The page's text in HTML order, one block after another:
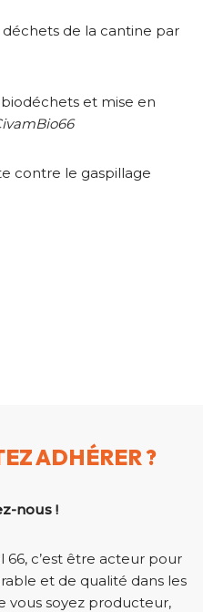
déchets de la cantine par
biodéchets et mise en
contre le gaspillage
ADHÉRER ?
nous !
c’est être acteur pour
et de qualité dans les
vous soyez producteur,